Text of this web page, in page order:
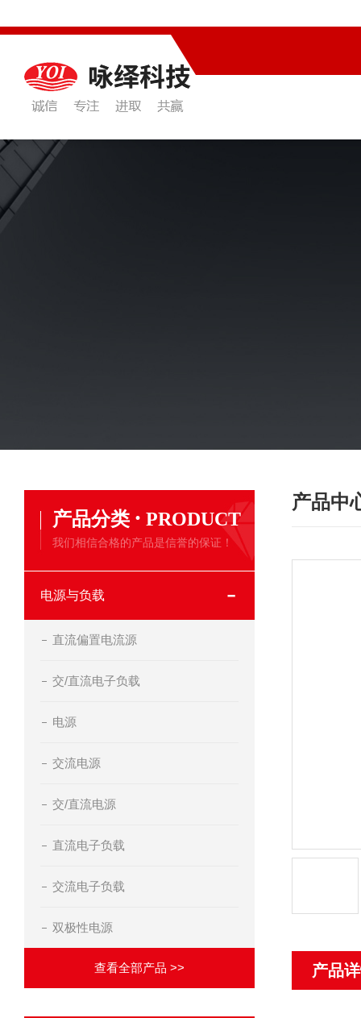
产品分类 · PRODUCT
我们相信合格的产品是信誉的保证！
电源与负载
直流偏置电流源
交/直流电子负载
电源
交流电源
交/直流电源
直流电子负载
交流电子负载
双极性电源
查看全部产品 >>
产品中
产品